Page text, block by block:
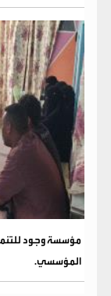
مؤسسة وجود
المؤسسي.